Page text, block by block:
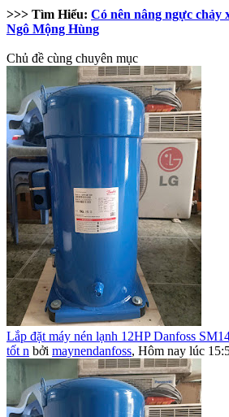
>>> Tìm Hiểu: Có nên nâng ngực chảy
Ngô Mộng Hùng
Chủ đề cùng chuyên mục
Lắp đặt máy nén lạnh 12HP Danfoss
tốt n bởi maynendanfoss, Hôm nay lúc